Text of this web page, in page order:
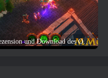
Rezension und Download des One Tower-Spiels